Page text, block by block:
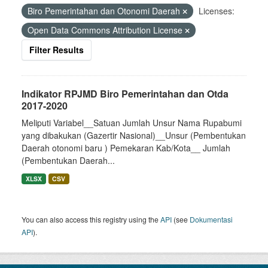
Biro Pemerintahan dan Otonomi Daerah
Licenses:
Open Data Commons Attribution License
Filter Results
Indikator RPJMD Biro Pemerintahan dan Otda
2017-2020
Meliputi Variabel__Satuan Jumlah Unsur Nama Rupabumi
yang dibakukan (Gazertir Nasional)__Unsur (Pembentukan
Daerah otonomi baru ) Pemekaran Kab/Kota__ Jumlah
(Pembentukan Daerah...
XLSX CSV
You can also access this registry using theAPI (see Dokumentasi
API).